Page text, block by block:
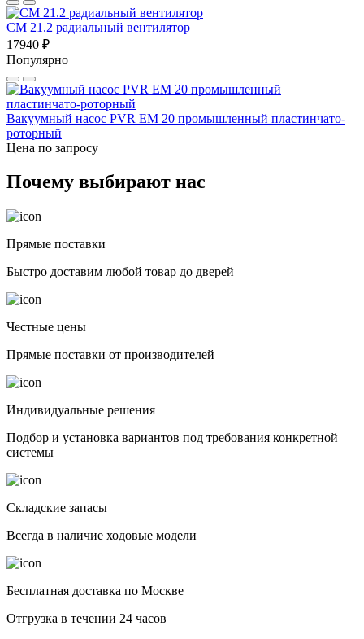
CM 21.2 радиальный вентилятор
17940 ₽
Популярно
Вакуумный насос PVR EM 20 промышленный пластинчато-
роторный
Цена по запросу
Почему выбирают нас
Прямые поставки
Быстро доставим любой товар до дверей
Честные цены
Прямые поставки от производителей
Индивидуальные решения
Подбор и установка вариантов под требования конкретной
системы
Складские запасы
Всегда в наличие ходовые модели
Бесплатная доставка по Москве
Отгрузка в течении 24 часов